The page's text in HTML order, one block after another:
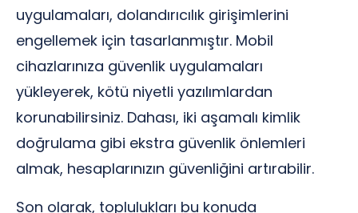
uygulamaları, dolandırıcılık girişimlerini
engellemek için tasarlanmıştır. Mobil
cihazlarınıza güvenlik uygulamaları
yükleyerek, kötü niyetli yazılımlardan
korunabilirsiniz. Dahası, iki aşamalı kimlik
doğrulama gibi ekstra güvenlik önlemleri
almak, hesaplarınızın güvenliğini artırabilir.
Son olarak, toplulukları bu konuda